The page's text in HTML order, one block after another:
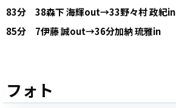
83分 38森下 海輝out→33野々村 政紀in
85分 7伊藤 誠out→36分加納 琉雅in
フォト